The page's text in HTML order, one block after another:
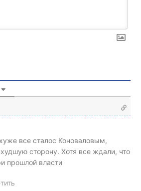
все сталос Коноваловым,
сторону. Хотя все ждали, что
прошлой власти